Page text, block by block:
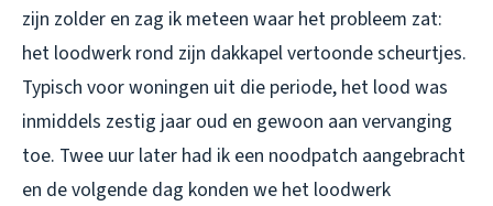
zijn zolder en zag ik meteen waar het probleem zat:
het loodwerk rond zijn dakkapel vertoonde scheurtjes.
Typisch voor woningen uit die periode, het lood was
inmiddels zestig jaar oud en gewoon aan vervanging
toe. Twee uur later had ik een noodpatch aangebracht
en de volgende dag konden we het loodwerk